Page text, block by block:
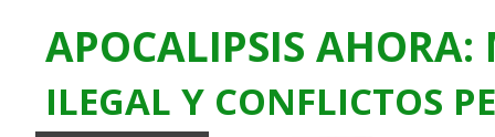
APOCALIPSIS AHORA:
ILEGAL Y CONFLICTOS